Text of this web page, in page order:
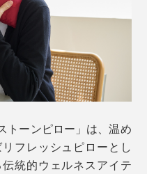
トーンピロー」は、温め
フレッシュピローとし
統的ウェルネスアイテ